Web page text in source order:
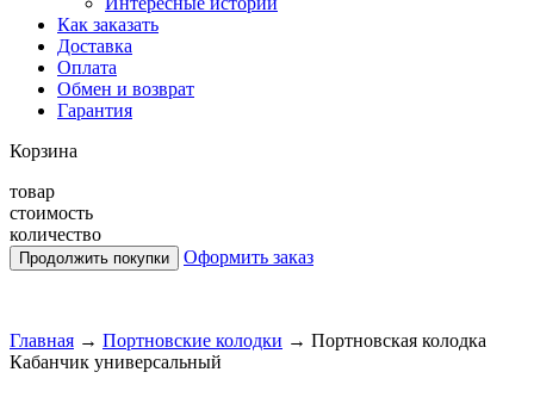
Как заказать
Доставка
Оплата
Обмен и возврат
Гарантия
Корзина
товар
стоимость
количество
Оформить заказ
Главная → Портновские колодки → Портновская колодка
Кабанчик универсальный